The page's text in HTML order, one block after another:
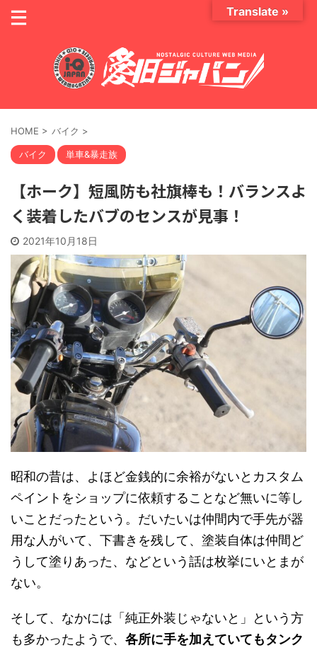
HOME > バイク >
バイク 単車&暴走族
【ホーク】短風防も社旗棒も！バランスよ
く装着したバブのセンスが見事！
2021年10月18日
昭和の昔は、よほど金銭的に余裕がないとカスタム
ペイントをショップに依頼することなど無いに等し
いことだったという。だいたいは仲間内で手先が器
用な人がいて、下書きを残して、塗装自体は仲間ど
うして塗りあった、などという話は枚挙にいとまが
ない。
そして、なかには「純正外装じゃないと」という方
も多かったようで、 各所に手を加えていてもタンク
Translate »